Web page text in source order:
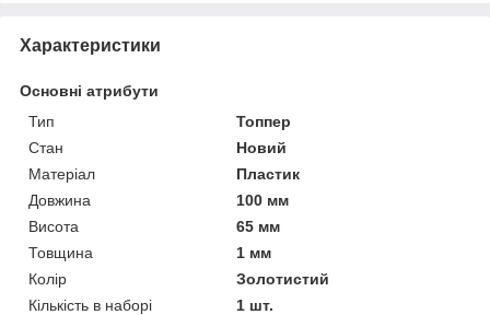
Характеристики
Основні атрибути
Тип
Топпер
Стан
Новий
Матеріал
Пластик
Довжина
100 мм
Висота
65 мм
Товщина
1 мм
Колір
Золотистий
Кількість в наборі
1 шт.